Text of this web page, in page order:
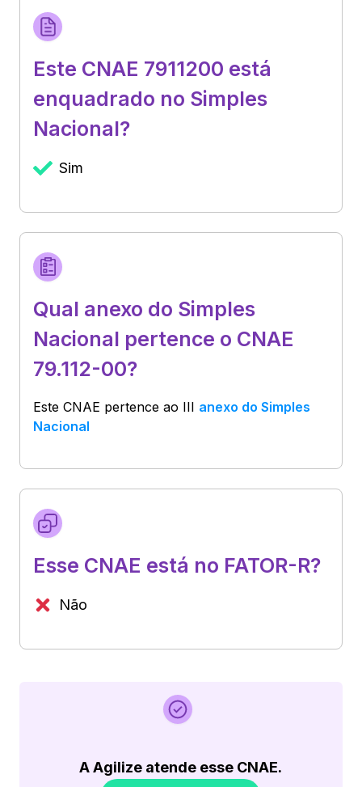
Este CNAE 7911200 está
enquadrado no Simples
Nacional?
Sim
Qual anexo do Simples
Nacional pertence o CNAE
79.112-00?
Este CNAE pertence ao III anexo do Simples
Nacional
Esse CNAE está no FATOR-R?
Não
A Agilize atende esse CNAE.